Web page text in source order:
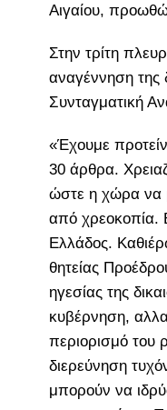
Αιγαίου,
Στην τρίτη
αναγέννηση της
Συνταγματική
«Έχουμε
30 άρθρα.
ώστε η χώρα να
από χρεοκοπία.
Ελλάδος.
θητείας
ηγεσίας της
κυβέρνηση,
περιορισμό του
διερεύνηση
μπορούν να